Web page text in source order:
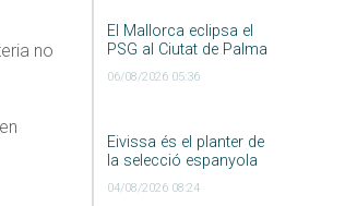
El Mallorca eclipsa el
PSG al Ciutat de Palma
06/08/2026 05:36
Eivissa és el planter de
la selecció espanyola
04/08/2026 08:24
no